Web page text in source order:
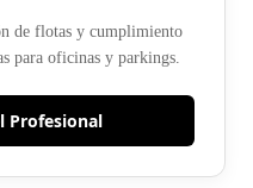
de flotas y cumplimiento
para oficinas y parkings.
Profesional